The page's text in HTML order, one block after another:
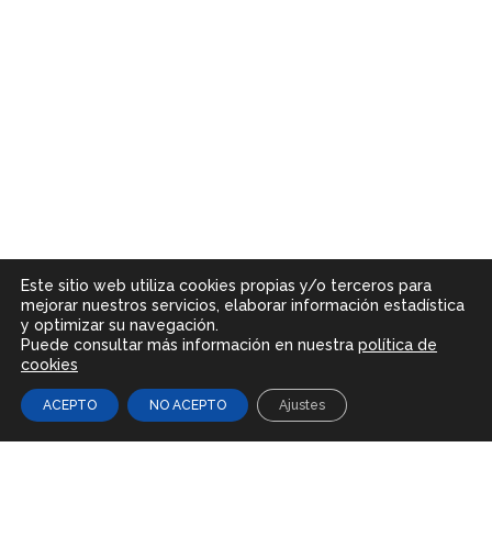
Este sitio web utiliza cookies propias y/o terceros para
mejorar nuestros servicios, elaborar información estadística
y optimizar su navegación.
Puede consultar más información en nuestra política de
cookies
ACEPTO NO ACEPTO Ajustes